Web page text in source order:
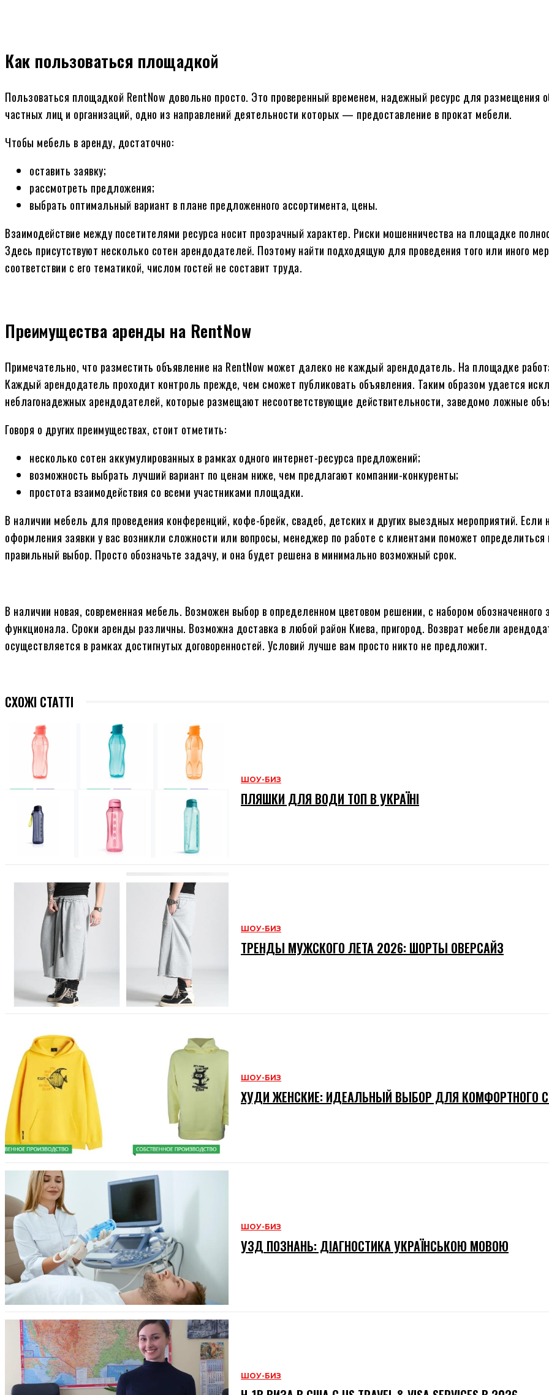
Как пользоваться площадкой
Пользоваться площадкой RentNow довольно просто. Это проверенный временем, надежный ресурс для размещения
частных лиц и организаций, одно из направлений деятельности которых — предоставление в прокат мебели.
Чтобы мебель в аренду, достаточно:
оставить заявку;
рассмотреть предложения;
выбрать оптимальный вариант в плане предложенного ассортимента, цены.
Взаимодействие между посетителями ресурса носит прозрачный характер. Риски мошенничества на площадке
Здесь присутствуют несколько сотен арендодателей. Поэтому найти подходящую для проведения того или иного
соответствии с его тематикой, числом гостей не составит труда.
Преимущества аренды на RentNow
Примечательно, что разместить объявление на RentNow может далеко не каждый арендодатель. На площадке
Каждый арендодатель проходит контроль прежде, чем сможет публиковать объявления. Таким образом удается
неблагонадежных арендодателей, которые размещают несоответствующие действительности, заведомо ложные
Говоря о других преимуществах, стоит отметить:
несколько сотен аккумулированных в рамках одного интернет-ресурса предложений;
возможность выбрать лучший вариант по ценам ниже, чем предлагают компании-конкуренты;
простота взаимодействия со всеми участниками площадки.
В наличии мебель для проведения конференций, кофе-брейк, свадеб, детских и других выездных мероприятий. Если
оформления заявки у вас возникли сложности или вопросы, менеджер по работе с клиентами поможет определиться
правильный выбор. Просто обозначьте задачу, и она будет решена в минимально возможный срок.
В наличии новая, современная мебель. Возможен выбор в определенном цветовом решении, с набором обозначенного
функционала. Сроки аренды различны. Возможна доставка в любой район Киева, пригород. Возврат мебели
осуществляется в рамках достигнутых договоренностей. Условий лучше вам просто никто не предложит.
СХОЖІ СТАТТІ
ШОУ-БИЗ
ПЛЯШКИ ДЛЯ ВОДИ ТОП В УКРАЇНІ
ШОУ-БИЗ
ТРЕНДЫ МУЖСКОГО ЛЕТА 2026: ШОРТЫ ОВЕРСАЙЗ
ШОУ-БИЗ
ХУДИ ЖЕНСКИЕ: ИДЕАЛЬНЫЙ ВЫБОР ДЛЯ КОМФОРТНОГО
ШОУ-БИЗ
УЗД ПОЗНАНЬ: ДІАГНОСТИКА УКРАЇНСЬКОЮ МОВОЮ
ШОУ-БИЗ